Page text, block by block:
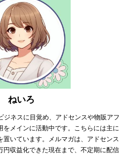
ねいろ
ジネスに目覚め、アドセンスや物販アフ
をメインに活動中です。こちらには主に
置いています。メルマガは、アドセンス
円収益化できた現在まで、不定期に配信